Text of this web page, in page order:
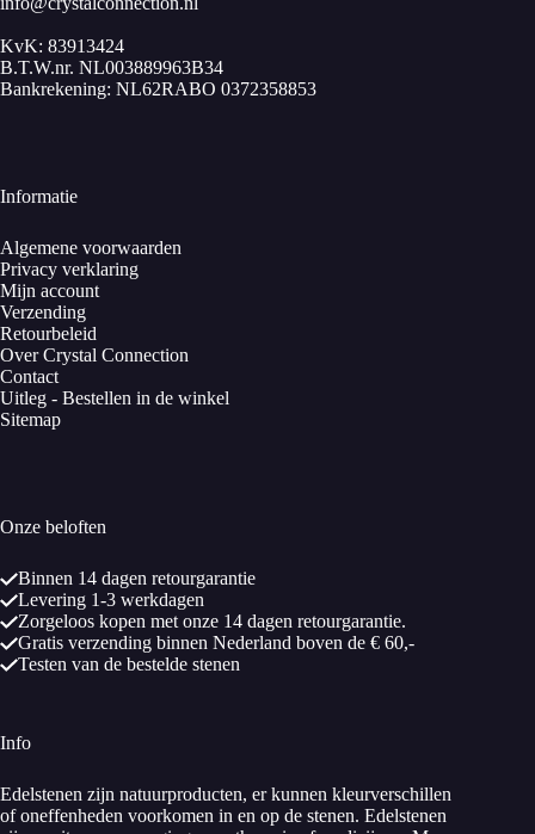
KvK: 83913424
B.T.W.nr. NL003889963B34
Bankrekening: NL62RABO 0372358853
Informatie
Algemene voorwaarden
Privacy verklaring
Mijn account
Verzending
Retourbeleid
Over Crystal Connection
Contact
Uitleg - Bestellen in de winkel
Sitemap
Onze beloften
Binnen 14 dagen retourgarantie
Levering 1-3 werkdagen
Zorgeloos kopen met onze 14 dagen retourgarantie.
Gratis verzending binnen Nederland boven de € 60,-
Testen van de bestelde stenen
Info
Edelstenen zijn natuurproducten, er kunnen kleurverschillen
of oneffenheden voorkomen in en op de stenen. Edelstenen